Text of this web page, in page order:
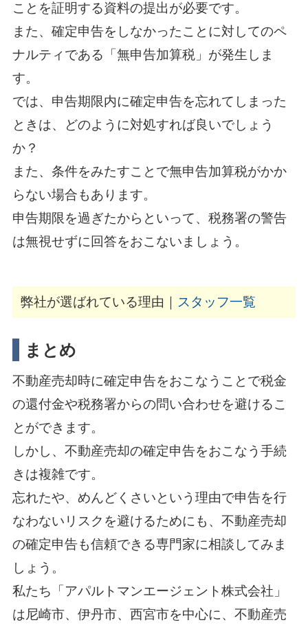
ことを証明する資料の提出が必要です。
また、確定申告をしなかったことに対してのペ
ナルティである「無申告加算税」が発生しま
す。
では、申告期限内に確定申告を忘れてしまった
ときは、どのように対処すれば良いでしょう
か？
また、条件をみたすことで無申告加算税がかか
らない場合もあります。
申告期限を過ぎたからといって、税務署の警告
は無視せずに回答をおこないましょう。
弊社が選ばれている理由｜ スタッフ一覧
まとめ
不動産売却時に確定申告をおこなうことで税金
の還付金や税務署からの問い合わせを避けるこ
とができます。
しかし、不動産売却の確定申告をおこなう手続
きは複雑です。
忘れたや、めんどくさいという理由で申告を行
なわないリスクを避けるためにも、不動産売却
の確定申告も信頼できる専門家に相談してみま
しょう。
私たち「アパルトマンエージェント株式会社」
は尼崎市、伊丹市、西宮市を中心に、不動産売